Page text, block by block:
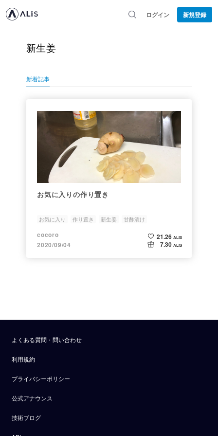
ログイン 新規登録
新生姜
新着記事
お気に入りの作り置き
お気に入り 作り置き 新生姜 甘酢漬け
cocoro
2020/09/04
21.26 ALIS
7.30 ALIS
よくある質問・問い合わせ
利用規約
プライバシーポリシー
公式アナウンス
技術ブログ